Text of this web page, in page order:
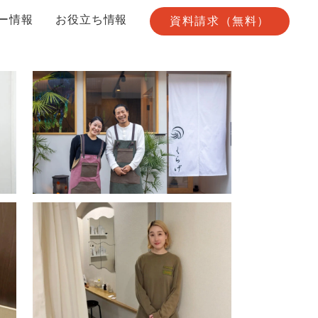
情報 お役立ち情報 資料請求（無料）